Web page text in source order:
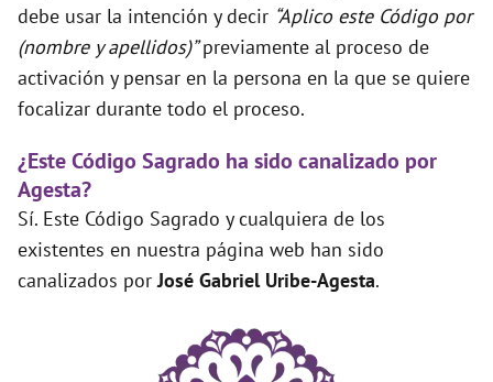
debe usar la intención y decir “Aplico este Código por
(nombre y apellidos)”previamente al proceso de
activación y pensar en la persona en la que se quiere
focalizar durante todo el proceso.
¿Este Código Sagrado ha sido canalizado por
Agesta?
Sí. Este Código Sagrado y cualquiera de los
existentes en nuestra página web han sido
canalizados porJosé Gabriel Uribe-Agesta.